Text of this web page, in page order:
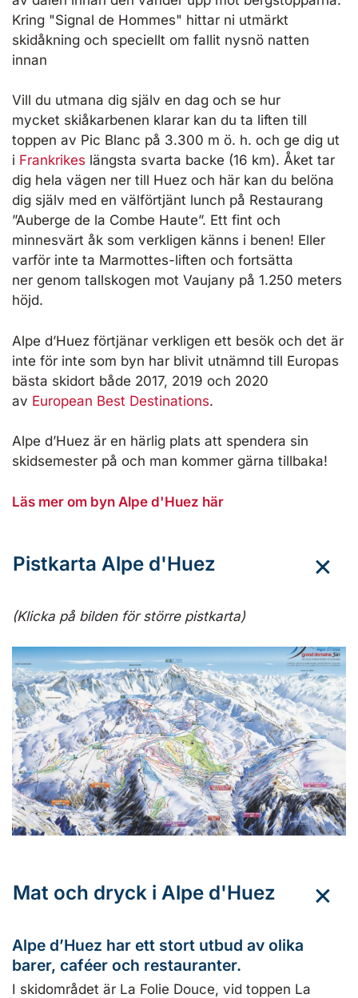
Kring "Signal de Hommes" hittar ni utmärkt
skidåkning och speciellt om fallit nysnö natten
innan
Vill du utmana dig själv en dag och se hur
mycket skiåkarbenen klarar kan du ta liften till
toppen av Pic Blanc på 3.300 m ö. h. och ge dig ut
i Frankrikes längsta svarta backe (16 km). Åket tar
dig hela vägen ner till Huez och här kan du belöna
dig själv med en välförtjänt lunch på Restaurang
”Auberge de la Combe Haute”. Ett fint och
minnesvärt åk som verkligen känns i benen! Eller
varför inte ta Marmottes-liften och fortsätta
ner genom tallskogen mot Vaujany på 1.250 meters
höjd.
Alpe d’Huez förtjänar verkligen ett besök och det är
inte för inte som byn har blivit utnämnd till Europas
bästa skidort både 2017, 2019 och 2020
av European Best Destinations.
Alpe d’Huez är en härlig plats att spendera sin
skidsemester på och man kommer gärna tillbaka!
Läs mer om byn Alpe d'Huez här
Pistkarta Alpe d'Huez
(Klicka på bilden för större pistkarta)
Mat och dryck i Alpe d'Huez
Alpe d’Huez har ett stort utbud av olika
barer, caféer och restauranter.
I skidområdet är La Folie Douce, vid toppen La